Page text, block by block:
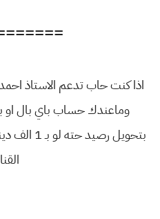
اذا كنت حاب تدعم الاستاذ
وماعندك حساب باي بال او
بتحويل